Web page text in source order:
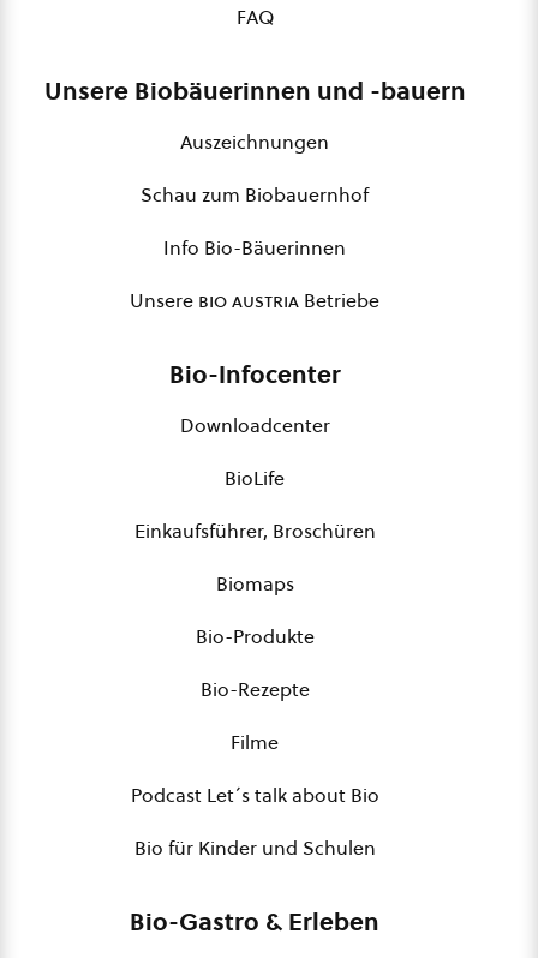
FAQ
Unsere Biobäuerinnen und -bauern
Auszeichnungen
Schau zum Biobauernhof
Info Bio-Bäuerinnen
Unsere bio austria Betriebe
Bio-Infocenter
Downloadcenter
BioLife
Einkaufsführer, Broschüren
Biomaps
Bio-Produkte
Bio-Rezepte
Filme
Podcast Let´s talk about Bio
Bio für Kinder und Schulen
Bio-Gastro & Erleben